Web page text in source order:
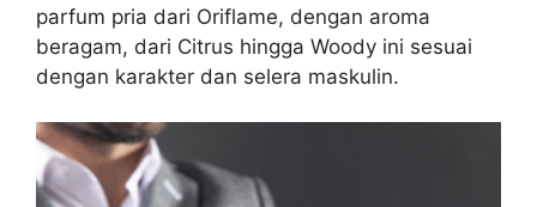
parfum pria dari Oriflame, dengan aroma
beragam, dari Citrus hingga Woody ini sesuai
dengan karakter dan selera maskulin.